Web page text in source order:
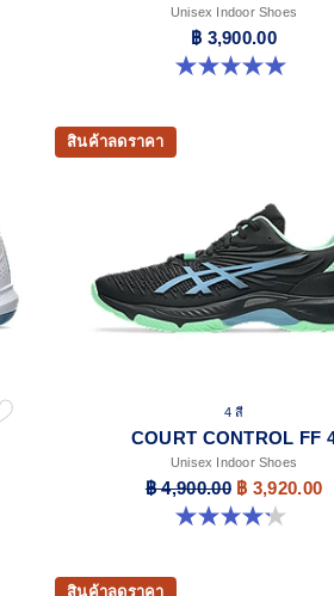
Unisex Indoor Shoes
฿ 3,900.00
5.0 จาก 5 ดาว 1 รีวิว
สินค้าลดราคา
4 สี
COURT CONTROL FF
Unisex Indoor Shoes
฿ 4,900.00 ฿ 3,920.00
4.2 จาก 5 ดาว 5 รีวิว
สินค้าลดราคา